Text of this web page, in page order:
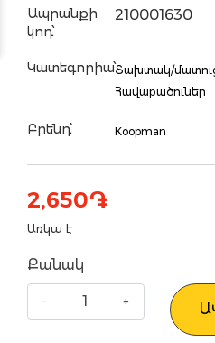
Ապրանքի
կոդ՝
210001630
Կատեգորիա՝Տախտակ/
Հավաքածուներ
Բրենդ՝ Koopman
2,650֏
Առկա է
Քանակ